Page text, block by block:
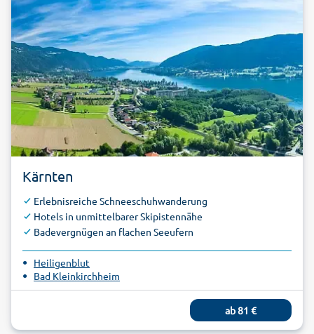
Kärnten
Erlebnisreiche Schneeschuhwanderung
Hotels in unmittelbarer Skipistennähe
Badevergnügen an flachen Seeufern
Heiligenblut
Bad Kleinkirchheim
ab81 €